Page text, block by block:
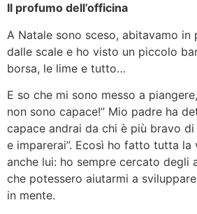
Il profumo dell’officina
A Natale sono sceso, abitavamo in
dalle scale e ho visto un piccolo
borsa, le lime e tutto…
E so che mi sono messo a
non sono capace!” Mio padre ha
capace andrai da chi è più bravo
e imparerai”. Ecosì ho fatto tutta la
anche lui: ho sempre cercato degli
che potessero aiutarmi a
in mente.